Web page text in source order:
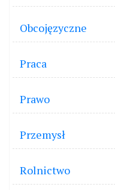
Obcojęzyczne
Praca
Prawo
Przemysł
Rolnictwo